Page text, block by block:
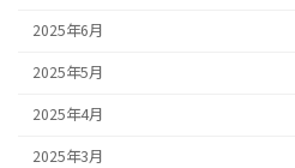
2025年6月
2025年5月
2025年4月
2025年3月